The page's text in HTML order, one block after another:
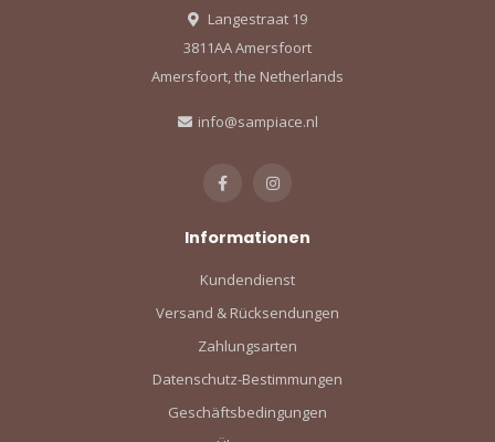
Langestraat 19
3811AA Amersfoort
Amersfoort, the Netherlands
info@sampiace.nl
Informationen
Kundendienst
Versand & Rücksendungen
Zahlungsarten
Datenschutz-Bestimmungen
Geschäftsbedingungen